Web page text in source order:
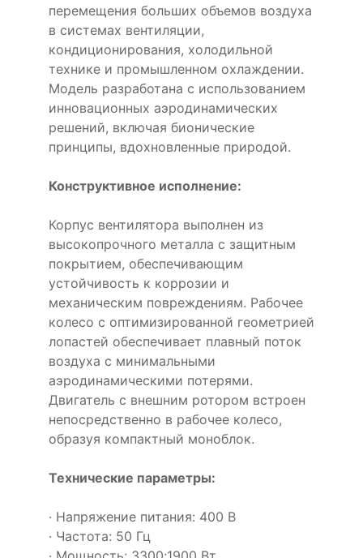
перемещения больших объемов воздуха
в системах вентиляции,
кондиционирования, холодильной
технике и промышленном охлаждении.
Модель разработана с использованием
инновационных аэродинамических
решений, включая бионические
принципы, вдохновленные природой.
Конструктивное исполнение:
Корпус вентилятора выполнен из
высокопрочного металла с защитным
покрытием, обеспечивающим
устойчивость к коррозии и
механическим повреждениям. Рабочее
колесо с оптимизированной геометрией
лопастей обеспечивает плавный поток
воздуха с минимальными
аэродинамическими потерями.
Двигатель с внешним ротором встроен
непосредственно в рабочее колесо,
образуя компактный моноблок.
Технические параметры:
· Напряжение питания: 400 В
· Частота: 50 Гц